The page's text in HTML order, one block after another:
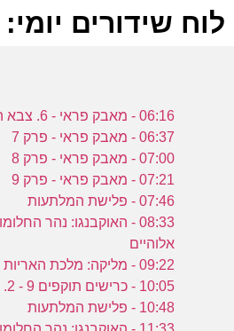
לוח שידורים יומי:
06:16 - מאבק פראי - 6. צבא הנמלים
06:37 - מאבק פראי - פרק 7
07:00 - מאבק פראי - פרק 8
07:21 - מאבק פראי - פרק 9
07:46 - פלישת המלתעות
אלוהיים
09:22 - מליקה: מלכת האריות - 1. מוות מידפק
10:05 - כרישים תוקפים 9 - 2. סיוט בניו יורק
10:48 - פלישת המלתעות